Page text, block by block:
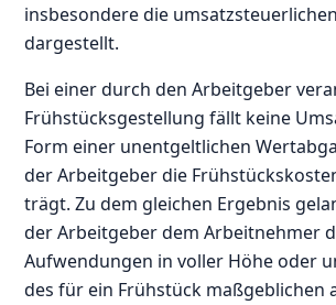
insbesondere die
dargestellt.
Bei einer durch den Arbeitgeber
Frühstücksgestellung fällt keine
Form einer unentgeltlichen
der Arbeitgeber die
trägt. Zu dem gleichen Ergebnis
der Arbeitgeber dem Arbeitnehmer
Aufwendungen in voller Höhe oder
des für ein Frühstück maßgeblichen